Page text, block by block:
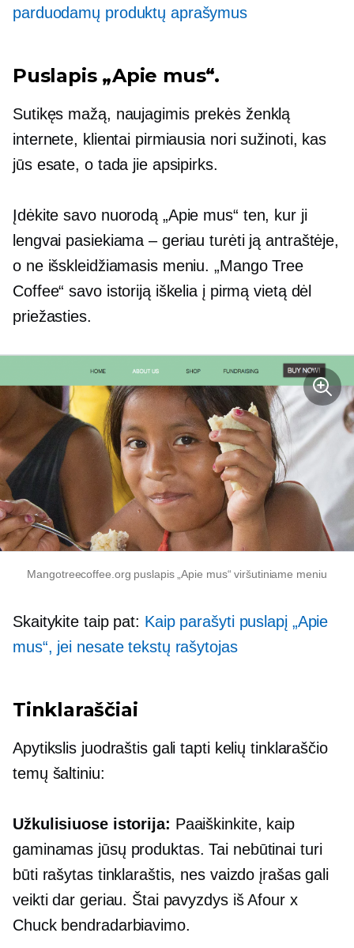
parduodamų produktų aprašymus
Puslapis „Apie mus“.
Sutikęs mažą, naujagimisprekės ženklą
internete, klientai pirmiausia nori sužinoti, kas
jūs esate, o tada jie apsipirks.
Įdėkite savo nuorodą „Apie mus“ ten, kur ji
lengvai pasiekiama – geriau turėti ją antraštėje,
o ne išskleidžiamasis meniu. „Mango Tree
Coffee“ savo istoriją iškelia į pirmą vietą dėl
priežasties.
Mangotreecoffee.org puslapis „Apie mus“ viršutiniame meniu
Skaitykite taip pat: Kaip parašyti puslapį „Apie
mus“, jei nesate tekstų rašytojas
Tinklaraščiai
Apytikslis juodraštis gali tapti kelių tinklaraščio
temų šaltiniu:
Užkulisiuoseistorija: Paaiškinkite, kaip
gaminamas jūsų produktas. Tai nebūtinai turi
būti rašytas tinklaraštis, nes vaizdo įrašas gali
veikti dar geriau. Štai pavyzdys iš Afour x
Chuck bendradarbiavimo.